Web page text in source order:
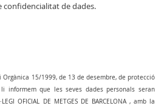
confidencialitat de dades.
15/1999, de 13 de desembre, de protecció
informem que les seves dades personals seran
OFICIAL DE METGES DE BARCELONA , amb la